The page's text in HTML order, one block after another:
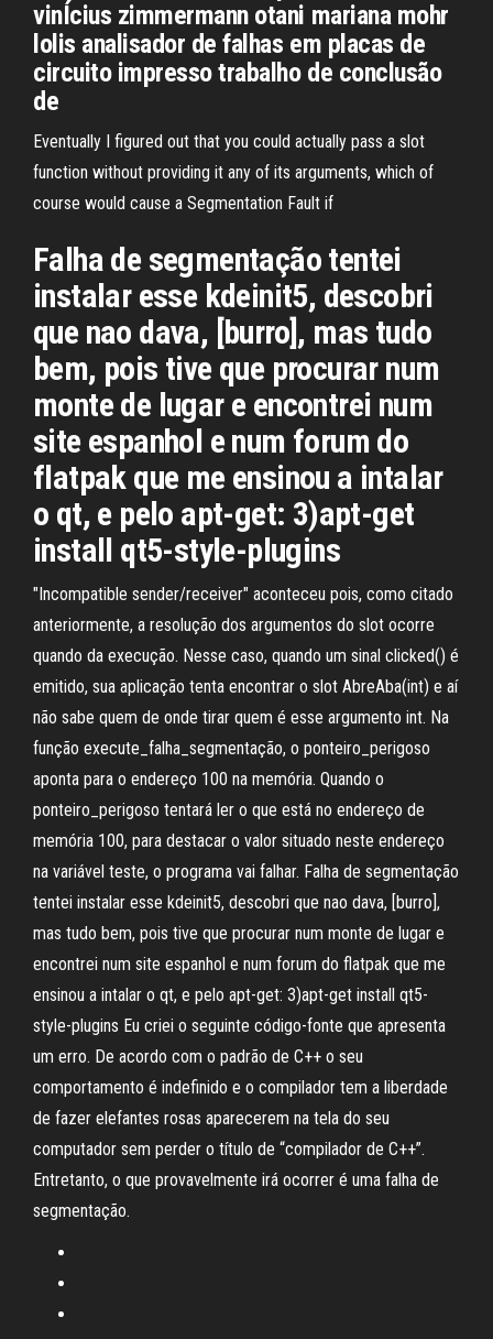
vinÍcius zimmermann otani mariana mohr
lolis analisador de falhas em placas de
circuito impresso trabalho de conclusão
de
Eventually I figured out that you could actually pass a slot
function without providing it any of its arguments, which of
course would cause a Segmentation Fault if
Falha de segmentação tentei
instalar esse kdeinit5, descobri
que nao dava, [burro], mas tudo
bem, pois tive que procurar num
monte de lugar e encontrei num
site espanhol e num forum do
flatpak que me ensinou a intalar
o qt, e pelo apt-get: 3)apt-get
install qt5-style-plugins
"Incompatible sender/receiver" aconteceu pois, como citado
anteriormente, a resolução dos argumentos do slot ocorre
quando da execução. Nesse caso, quando um sinal clicked() é
emitido, sua aplicação tenta encontrar o slot AbreAba(int) e aí
não sabe quem de onde tirar quem é esse argumento int. Na
função execute_falha_segmentação, o ponteiro_perigoso
aponta para o endereço 100 na memória. Quando o
ponteiro_perigoso tentará ler o que está no endereço de
memória 100, para destacar o valor situado neste endereço
na variável teste, o programa vai falhar. Falha de segmentação
tentei instalar esse kdeinit5, descobri que nao dava, [burro],
mas tudo bem, pois tive que procurar num monte de lugar e
encontrei num site espanhol e num forum do flatpak que me
ensinou a intalar o qt, e pelo apt-get: 3)apt-get install qt5-
style-plugins Eu criei o seguinte código-fonte que apresenta
um erro. De acordo com o padrão de C++ o seu
comportamento é indefinido e o compilador tem a liberdade
de fazer elefantes rosas aparecerem na tela do seu
computador sem perder o título de “compilador de C++”.
Entretanto, o que provavelmente irá ocorrer é uma falha de
segmentação.